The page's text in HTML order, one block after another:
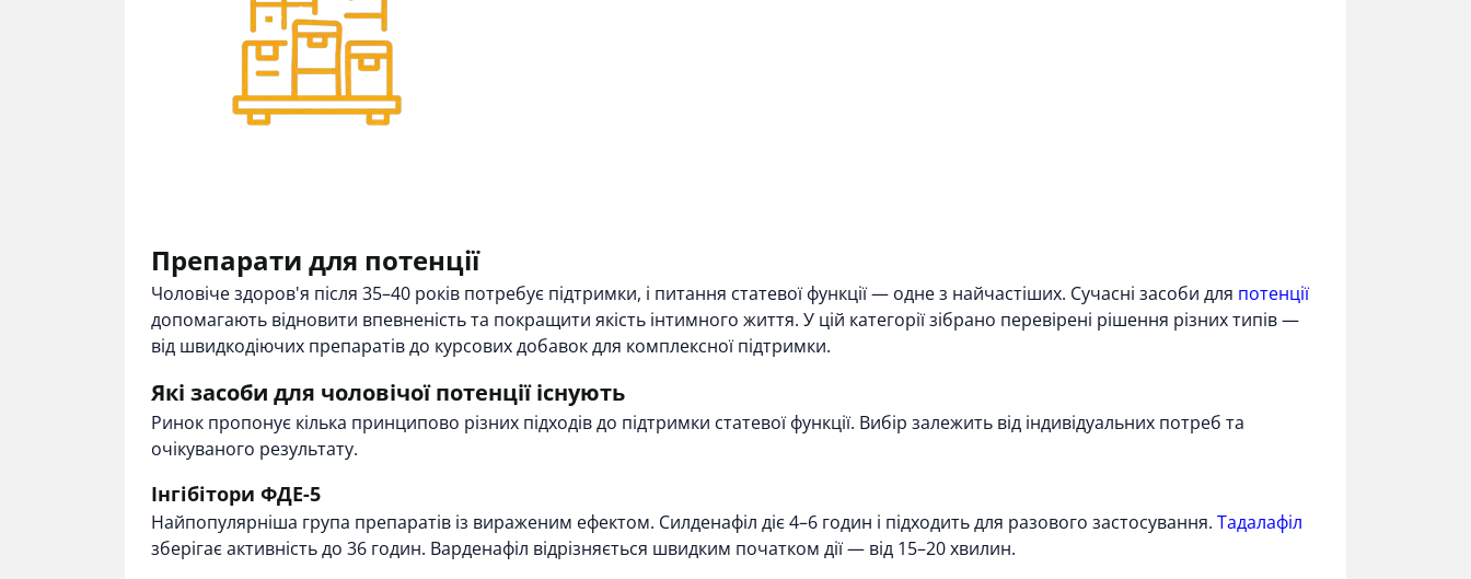
Препарати для потенції
Чоловіче здоров'я після 35–40 років потребує підтримки, і питання статевої функції — одне з найчастіших. Сучасні засоби для потенції
допомагають відновити впевненість та покращити якість інтимного життя. У цій категорії зібрано перевірені рішення різних типів —
від швидкодіючих препаратів до курсових добавок для комплексної підтримки.
Які засоби для чоловічої потенції існують
Ринок пропонує кілька принципово різних підходів до підтримки статевої функції. Вибір залежить від індивідуальних потреб та
очікуваного результату.
Інгібітори ФДЕ-5
Найпопулярніша група препаратів із вираженим ефектом. Силденафіл діє 4–6 годин і підходить для разового застосування. Тадалафіл
зберігає активність до 36 годин. Варденафіл відрізняється швидким початком дії — від 15–20 хвилин.